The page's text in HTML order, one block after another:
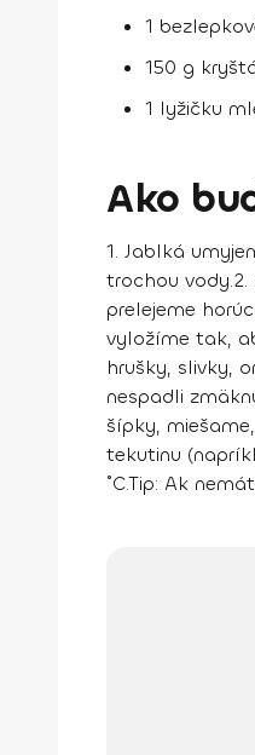
1
150 g
1 lyžičku
Ako
1. Jablká
trochou vody.
prelejeme
vyložíme tak,
hrušky, slivky,
nespadli
šípky,
tekutinu
˚C.Tip: Ak